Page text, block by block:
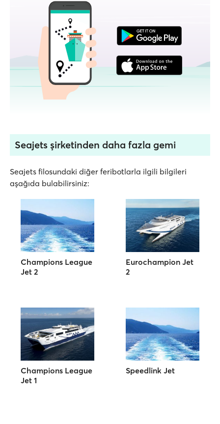
Seajets şirketinden daha fazla gemi
Seajets filosundaki diğer feribotlarla ilgili bilgileri
aşağıda bulabilirsiniz:
Champions League
Jet 2
Eurochampion Jet
2
Champions League
Jet 1
Speedlink Jet